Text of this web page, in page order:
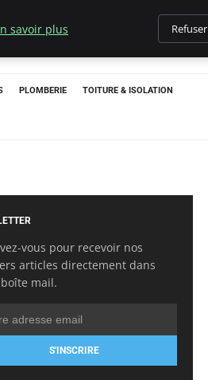
PLOMBERIE TOITURE & ISOLATION
vous pour recevoir nos
articles directement dans
mail.
S'INSCRIRE
savoir plus Refuser